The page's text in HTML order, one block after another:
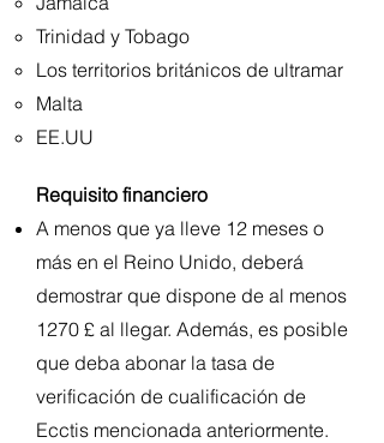
Trinidad y Tobago
Los territorios británicos de ultramar
Malta
EE.UU
Requisito financiero
A menos que ya lleve 12 meses o
más en el Reino Unido, deberá
demostrar que dispone de al menos
1270 £ al llegar. Además, es posible
que deba abonar la tasa de
verificación de cualificación de
Ecctis mencionada anteriormente.